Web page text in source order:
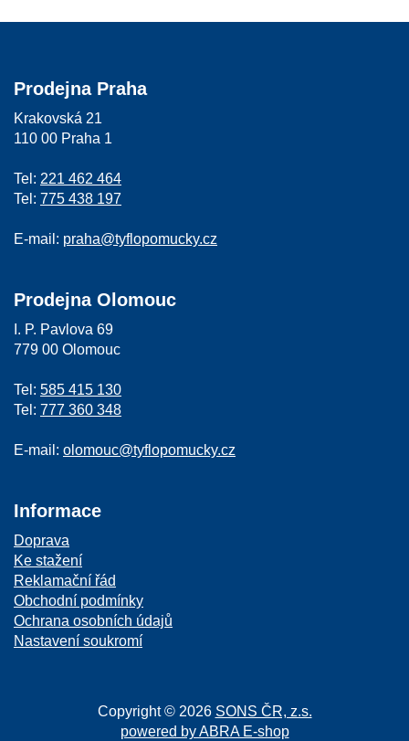
Prodejna Praha
Krakovská 21
110 00 Praha 1
Tel: 221 462 464
Tel: 775 438 197
E-mail: praha@tyflopomucky.cz
Prodejna Olomouc
I. P. Pavlova 69
779 00 Olomouc
Tel: 585 415 130
Tel: 777 360 348
E-mail: olomouc@tyflopomucky.cz
Informace
Doprava
Ke stažení
Reklamační řád
Obchodní podmínky
Ochrana osobních údajů
Nastavení soukromí
Copyright © 2026 SONS ČR, z.s.
powered by ABRA E-shop